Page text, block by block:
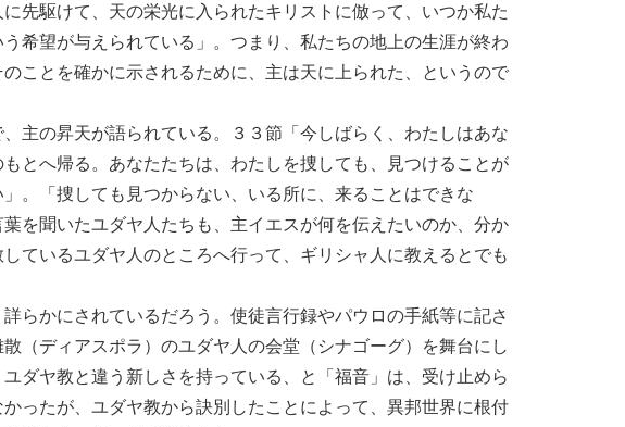
先駆けて、天の栄光に入られたキリストに倣って、いつか私た
希望が与えられている」。つまり、私たちの地上の生涯が終わ
ことを確かに示されるために、主は天に上られた、というので
主の昇天が語られている。３３節「今しばらく、わたしはあな
とへ帰る。あなたたちは、わたしを捜しても、見つけることが
。「捜しても見つからない、いる所に、来ることはできな
を聞いたユダヤ人たちも、主イエスが何を伝えたいのか、分か
ているユダヤ人のところへ行って、ギリシャ人に教えるとでも
らかにされているだろう。使徒言行録やパウロの手紙等に記さ
（ディアスポラ）のユダヤ人の会堂（シナゴーグ）を舞台にし
ダヤ教と違う新しさを持っている、と「福音」は、受け止めら
ったが、ユダヤ教から訣別したことによって、異邦世界に根付